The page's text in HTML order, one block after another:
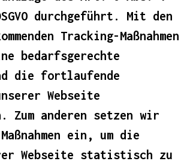
durchgeführt. Mit den
Tracking-Maßnahmen
bedarfsgerechte
die fortlaufende
Webseite
anderen setzen wir
ein, um die
Webseite statistisch zu